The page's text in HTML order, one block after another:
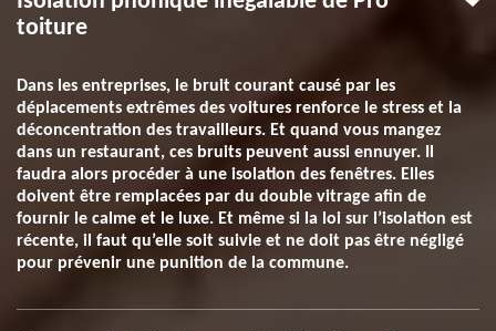
toiture
Dans les entreprises, le bruit courant causé par les
déplacements extrêmes des voitures renforce le stress et la
déconcentration des travailleurs. Et quand vous mangez
dans un restaurant, ces bruits peuvent aussi ennuyer. Il
faudra alors procéder à une isolation des fenêtres. Elles
doivent être remplacées par du double vitrage afin de
fournir le calme et le luxe. Et même si la loi sur l’isolation est
récente, il faut qu’elle soit suivie et ne doit pas être négligé
pour prévenir une punition de la commune.